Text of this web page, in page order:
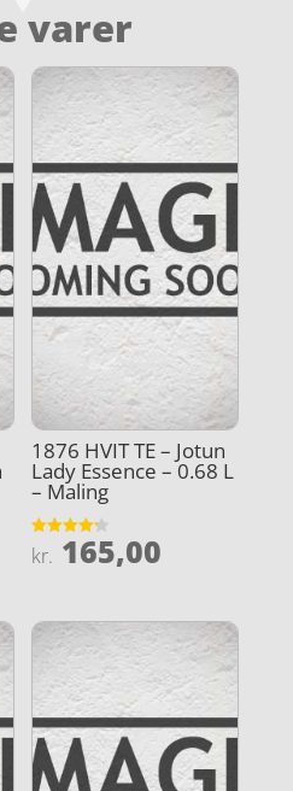
varer
1876 HVIT TE – Jotun
Lady Essence – 0.68 L
– Maling
Vurderet
4.2
kr. 165,00